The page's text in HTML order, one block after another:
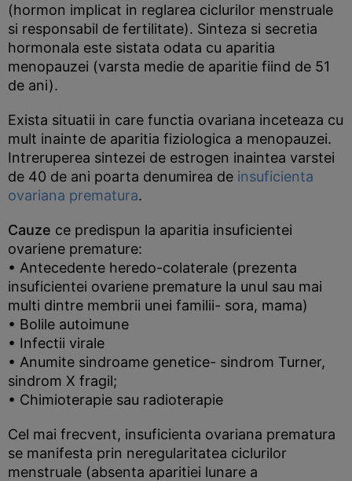
(hormon implicat in reglarea ciclurilor menstruale
si responsabil de fertilitate). Sinteza si secretia
hormonala este sistata odata cu aparitia
menopauzei (varsta medie de aparitie fiind de 51
de ani).
Exista situatii in care functia ovariana inceteaza cu
mult inainte de aparitia fiziologica a menopauzei.
Intreruperea sintezei de estrogen inaintea varstei
de 40 de ani poarta denumirea de insuficienta
ovariana prematura.
Cauze ce predispun la aparitia insuficientei
ovariene premature:
• Antecedente heredo-colaterale (prezenta
insuficientei ovariene premature la unul sau mai
multi dintre membrii unei familii- sora, mama)
• Bolile autoimune
• Infectii virale
• Anumite sindroame genetice- sindrom Turner,
sindrom X fragil;
• Chimioterapie sau radioterapie
Cel mai frecvent, insuficienta ovariana prematura
se manifesta prin neregularitatea ciclurilor
menstruale (absenta aparitiei lunare a